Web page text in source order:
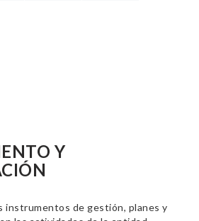
Y
instrumentos de gestión, planes y